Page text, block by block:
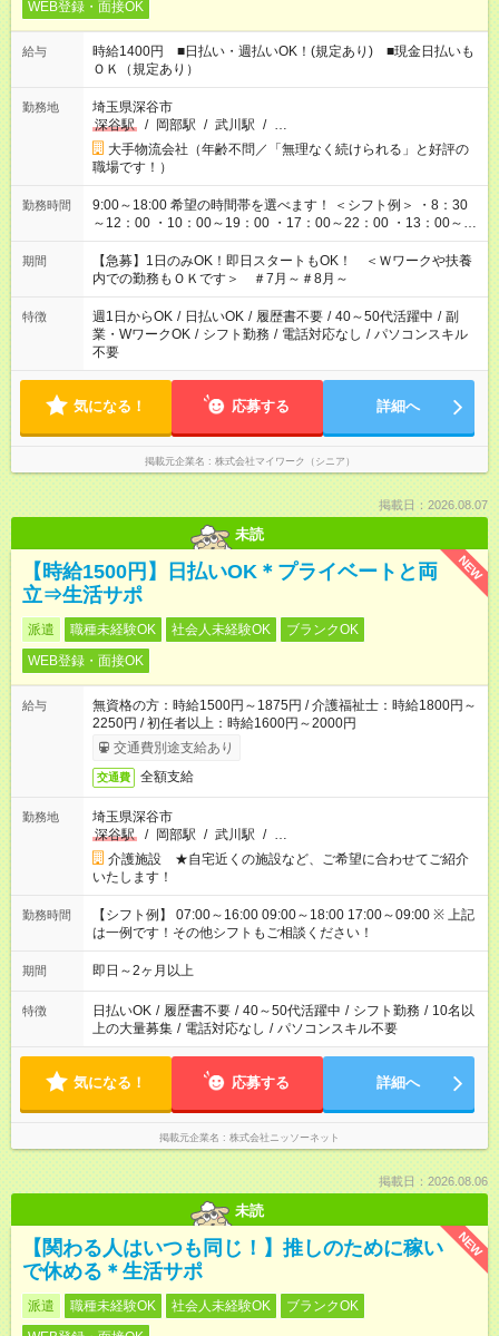
WEB登録・面接OK
給与
時給1400円 ■日払い・週払いOK！(規定あり) ■現金日払いも
ＯＫ（規定あり）
勤務地
埼玉県深谷市
深谷駅
/ 岡部駅 / 武川駅 / …
大手物流会社（年齢不問／「無理なく続けられる」と好評の
職場です！）
勤務時間
9:00～18:00 希望の時間帯を選べます！ ＜シフト例＞ ・8：30
～12：00 ・10：00～19：00 ・17：00～22：00 ・13：00～
22：00 ・22：00～翌6：00 など
期間
【急募】1日のみOK！即日スタートもOK！ ＜Ｗワークや扶養
内での勤務もＯＫです＞ ＃7月～＃8月～
特徴 週1日からOK / 日払いOK / 履歴書不要 / 40～50代活躍中 / 副
業・WワークOK / シフト勤務 / 電話対応なし / パソコンスキル
不要
気になる！ 応募する 詳細へ
掲載元企業名 株式会社マイワーク（シニア）
掲載日：2026.08.07
未読
NEW
【時給1500円】日払いOK＊プライベートと両
立⇒生活サポ
派遣 職種未経験OK 社会人未経験OK
ブランクOK
WEB登録・面接OK
給与
無資格の方：時給1500円～1875円 / 介護福祉士：時給1800円～
2250円 / 初任者以上：時給1600円～2000円
交通費別途支給あり
交通費 全額支給
勤務地
埼玉県深谷市
深谷駅
/ 岡部駅 / 武川駅 / …
介護施設 ★自宅近くの施設など、ご希望に合わせてご紹介
いたします！
勤務時間
【シフト例】 07:00～16:00 09:00～18:00 17:00～09:00 ※ 上記
は一例です！その他シフトもご相談ください！
期間 即日～2ヶ月以上
特徴 日払いOK / 履歴書不要 / 40～50代活躍中 / シフト勤務 / 10名以
上の大量募集 / 電話対応なし / パソコンスキル不要
気になる！ 応募する 詳細へ
掲載元企業名 株式会社ニッソーネット
掲載日：2026.08.06
未読
NEW
【関わる人はいつも同じ！】推しのために稼い
で休める＊生活サポ
派遣 職種未経験OK 社会人未経験OK
ブランクOK